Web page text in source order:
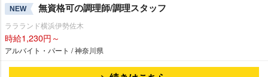
NEW 無資格可の調理師/調理スタッフ
ララランド横浜伊勢佐木
時給1,230円～
アルバイト・パート / 神奈川県